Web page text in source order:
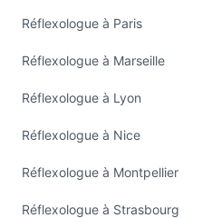
Réflexologue à Paris
Réflexologue à Marseille
Réflexologue à Lyon
Réflexologue à Nice
Réflexologue à Montpellier
Réflexologue à Strasbourg